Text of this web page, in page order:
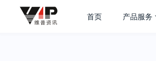
首页 产品服务